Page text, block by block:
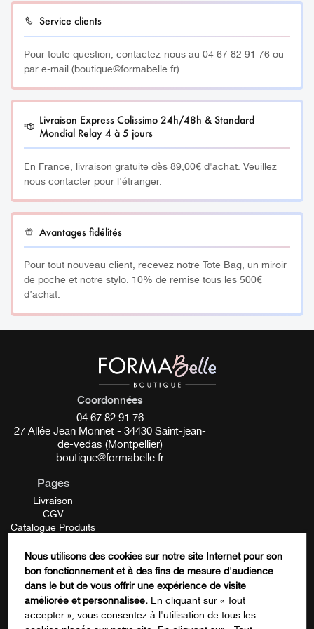
Bénéfices du Champignon en Quartz Rose :
Stimule la circulation sanguine et lymphatique
Prévient les signes du vieillissement
Décongestionne le contour des yeux et estompe
cernes et poches
Révèle l’éclat du teint
musculaires
________
Conseils d’utilisation :
s’utilise après application de vos soins de jour et de nuit
(huile, sérum, crème), sur le visage, le cou et le contour
Pour plus d’efficacité, placez votre Champignon
en Quartz Rose 15 minutes au réfrigérateur avant
utilisation. Cela vous permettra de bénéficier de l’effet
________
Sa forme spécifique en deux embouts arrondis de tailles
différentes, s’adapte parfaitement à l’ensemble du visage
et particulièrement aux zones sensibles du contour des
yeux et de l’ovale du visage.
Service clients
Pour toute question, contactez-nous au 04 67 82 91 76 ou
par e-mail (boutique@formabelle.fr).
Livraison Express Colissimo 24h/48h & Standard
Mondial Relay 4 à 5 jours
En France, livraison gratuite dès 89,00€ d'achat. Veuillez
nous contacter pour l'étranger.
Avantages fidélités
Pour tout nouveau client, recevez notre Tote Bag, un miroir
de poche et notre stylo. 10% de remise tous les 500€
d’achat.
Facebook
Coordonnées
04 67 82 91 76
27 Allée Jean Monnet - 34430 Saint-jean-
de-vedas (Montpellier)
boutique@formabelle.fr
Pages
Livraison
CGV
Catalogue Produits
Contactez-nous
FORMATION
Nous utilisons des cookies sur notre site Internet pour son
bon fonctionnement et à des fins de mesure d'audience
dans le but de vous offrir une expérience de visite
améliorée et personnalisée. En cliquant sur « Tout
accepter », vous consentez à l'utilisation de tous les